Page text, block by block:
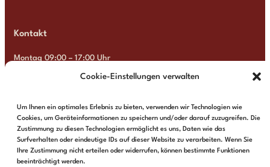
Cookie-Einstellungen verwalten
Um Ihnen ein optimales Erlebnis zu bieten, verwenden wir Technologien wie
Cookies, um Geräteinformationen zu speichern und/oder darauf zuzugreifen. Die
Zustimmung zu diesen Technologien ermöglicht es uns, Daten wie das
Surfverhalten oder eindeutige IDs auf dieser Website zu verarbeiten. Wenn Sie
Ihre Zustimmung nicht erteilen oder widerrufen, können bestimmte Funktionen
beeinträchtigt werden.
Kontakt
Montag 09:00 – 17:00 Uhr
Freitag 09:00 – 17:00 Uhr
Samstag Geschlossen
Sonntag Geschlossen
+31 6 13 57 92 22 info@multimosaics.com